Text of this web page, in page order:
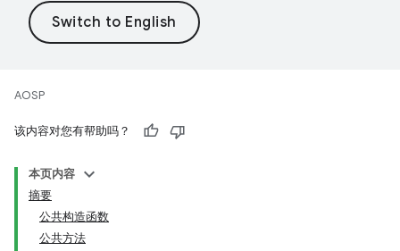
AOSP
该内容对您有帮助吗？
本页内容
摘要
公共构造函数
公共方法